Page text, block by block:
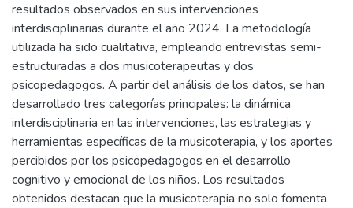
resultados observados en sus intervenciones
interdisciplinarias durante el año 2024. La metodología
utilizada ha sido cualitativa, empleando entrevistas semi-
estructuradas a dos musicoterapeutas y dos
psicopedagogos. A partir del análisis de los datos, se han
desarrollado tres categorías principales: la dinámica
interdisciplinaria en las intervenciones, las estrategias y
herramientas específicas de la musicoterapia, y los aportes
percibidos por los psicopedagogos en el desarrollo
cognitivo y emocional de los niños. Los resultados
obtenidos destacan que la musicoterapia no solo fomenta